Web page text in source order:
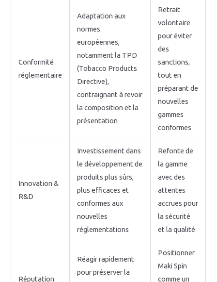
Conformité
réglementaire
Adaptation aux
normes
européennes,
notamment la TPD
(Tobacco Products
Directive),
contraignant à revoir
la composition et la
présentation
Retrait
volontaire
pour éviter
des
sanctions,
tout en
préparant de
nouvelles
gammes
conformes
Innovation &
R&D
Investissement dans
le développement de
produits plus sûrs,
plus efficaces et
conformes aux
nouvelles
réglementations
Refonte de
la gamme
avec des
attentes
accrues pour
la sécurité
et la qualité
Réputation
Réagir rapidement
pour préserver la
Positionner
Maki Spin
comme un